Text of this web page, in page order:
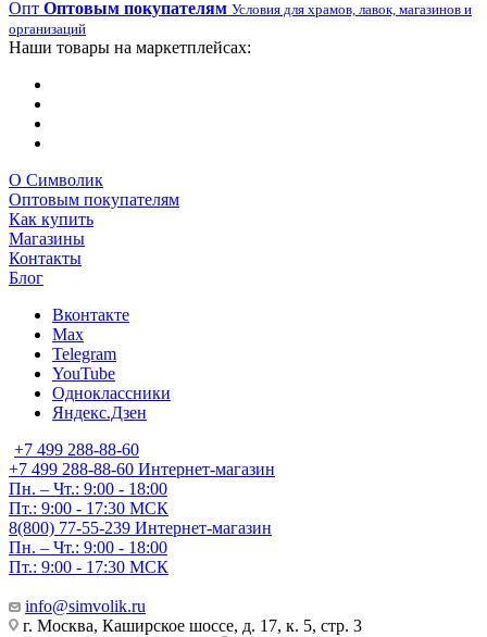
Опт Оптовым покупателям Условия для храмов, лавок, магазинов и
организаций
Наши товары на маркетплейсах:
О Символик
Оптовым покупателям
Как купить
Магазины
Контакты
Блог
Вконтакте
Max
Telegram
YouTube
Одноклассники
Яндекс.Дзен
+7 499 288-88-60
+7 499 288-88-60 Интернет-магазин
Пн. – Чт.: 9:00 - 18:00
Пт.: 9:00 - 17:30 МСК
8(800) 77-55-239 Интернет-магазин
Пн. – Чт.: 9:00 - 18:00
Пт.: 9:00 - 17:30 МСК
info@simvolik.ru
г. Москва, Каширское шоссе, д. 17, к. 5, стр. 3